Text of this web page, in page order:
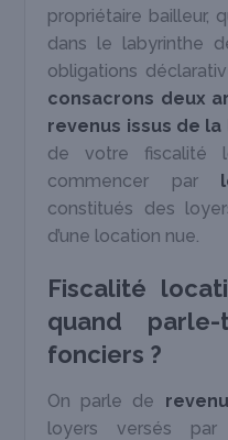
propriétaire bailleur,
dans le labyrinthe
obligations
consacrons deux
revenus issus de
de votre fiscalité
commencer par
constitués des
d’une location nue.
Fiscalité
quand
fonciers ?
On parle de
loyers versés